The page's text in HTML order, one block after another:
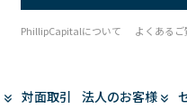
対面取引 法人のお客様
PhillipCapitalについて よくあるご